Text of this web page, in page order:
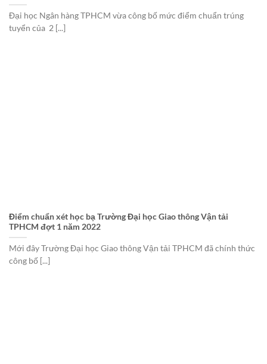
Đại học Ngân hàng TPHCM vừa công bố mức điểm chuẩn trúng
tuyển của 2 [...]
Điểm chuẩn xét học bạ Trường Đại học Giao thông Vận tải
TPHCM đợt 1 năm 2022
Mới đây Trường Đại học Giao thông Vận tải TPHCM đã chính thức
công bố [...]